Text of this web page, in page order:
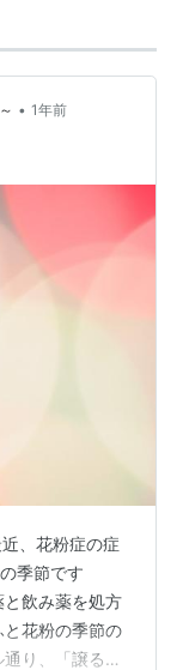
• 1年前
、花粉症の症
季節です
飲み薬を処方
花粉の季節の
り、「譲る優